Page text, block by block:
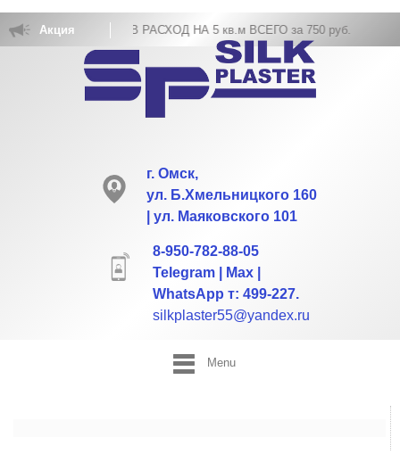
Акция
ЖИДКИХ ОБОЕВ РАСХОД НА 5 кв.м ВСЕГО за 750 руб.
г. Омск,
ул. Б.Хмельницкого 160
| ул. Маяковского 101
8-950-782-88-05
Telegram | Max |
WhatsApp т: 499-227.
silkplaster55@yandex.ru
Menu